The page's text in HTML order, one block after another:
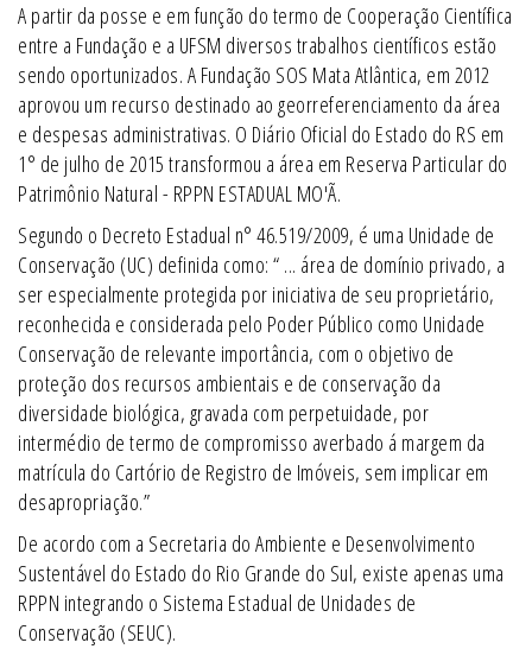
A partir da posse e em função do termo de Cooperação Científica
entre a Fundação e a UFSM diversos trabalhos científicos estão
sendo oportunizados. A Fundação SOS Mata Atlântica, em 2012
aprovou um recurso destinado ao georreferenciamento da área
e despesas administrativas. O Diário Oficial do Estado do RS em
1° de julho de 2015 transformou a área em Reserva Particular do
Patrimônio Natural - RPPN ESTADUAL MO'Ã.
Segundo o Decreto Estadual n° 46.519/2009, é uma Unidade de
Conservação (UC) definida como: “ ... área de domínio privado, a
ser especialmente protegida por iniciativa de seu proprietário,
reconhecida e considerada pelo Poder Público como Unidade
Conservação de relevante importância, com o objetivo de
proteção dos recursos ambientais e de conservação da
diversidade biológica, gravada com perpetuidade, por
intermédio de termo de compromisso averbado á margem da
matrícula do Cartório de Registro de Imóveis, sem implicar em
desapropriação.”
De acordo com a Secretaria do Ambiente e Desenvolvimento
Sustentável do Estado do Rio Grande do Sul, existe apenas uma
RPPN integrando o Sistema Estadual de Unidades de
Conservação (SEUC).